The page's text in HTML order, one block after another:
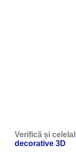
Verifică și
decorative 3D